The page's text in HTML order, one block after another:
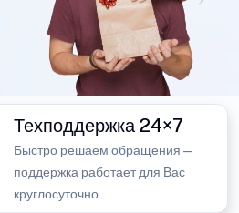
Техподдержка 24×7
Быстро решаем обращения —
поддержка работает для Вас
круглосуточно